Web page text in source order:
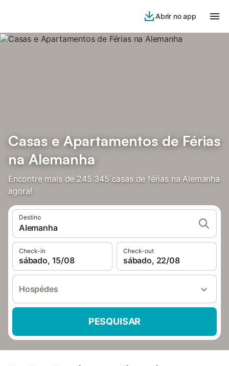
Abrir no app
Casas e Apartamentos de Férias
na Alemanha
Encontre mais de 245 345 casas de férias na Alemanha
agora!
Destino
Alemanha
Check-in
sábado, 15/08
Check-out
sábado, 22/08
Hospédes
PESQUISAR